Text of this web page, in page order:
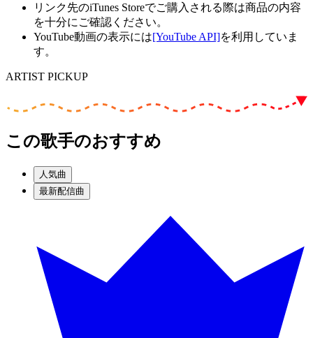
リンク先のiTunes Storeでご購入される際は商品の内容
を十分にご確認ください。
YouTube動画の表示には[YouTube API]を利用していま
す。
ARTIST PICKUP
この歌手のおすすめ
人気曲
最新配信曲